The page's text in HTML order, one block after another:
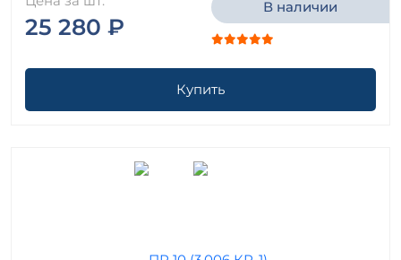
25 280 ₽
В наличии
Купить